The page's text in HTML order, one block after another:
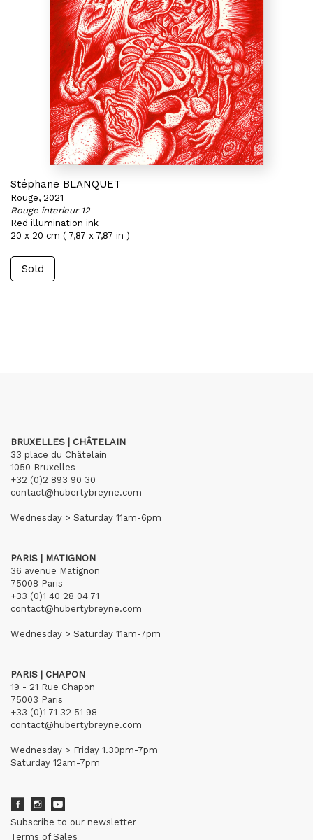
Stéphane BLANQUET
Rouge, 2021
Rouge interieur 12
Red illumination ink
20 x 20 cm ( 7,87 x 7,87 in )
Sold
BRUXELLES | CHÂTELAIN
33 place du Châtelain
1050 Bruxelles
+32 (0)2 893 90 30
contact@hubertybreyne.com
Wednesday > Saturday 11am-6pm
PARIS | MATIGNON
36 avenue Matignon
75008 Paris
+33 (0)1 40 28 04 71
contact@hubertybreyne.com
Wednesday > Saturday 11am-7pm
PARIS | CHAPON
19 - 21 Rue Chapon
75003 Paris
+33 (0)1 71 32 51 98
contact@hubertybreyne.com
Wednesday > Friday 1.30pm-7pm
Saturday 12am-7pm
Subscribe to our newsletter
Terms of Sales